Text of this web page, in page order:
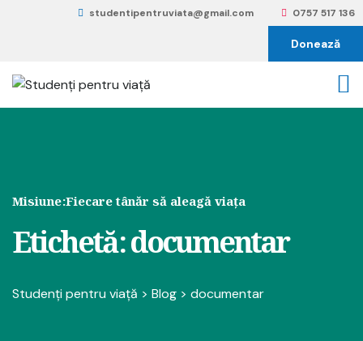
studentipentruviata@gmail.com 0757 517 136
Donează
Misiune:Fiecare tânăr să aleagă viața
Etichetă:documentar
Studenți pentru viață > Blog > documentar